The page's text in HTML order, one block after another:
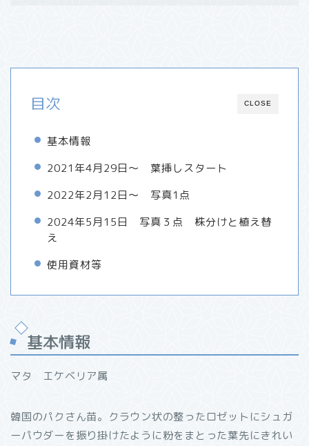
CLOSE
目次
基本情報
2021年4月29日～ 葉挿しスタート
2022年2月12日～ 写真1点
2024年5月15日 写真３点 株分けと植え替
え
使用資材等
基本情報
マタ エケベリア属
韓国のパクさん苗。クラウン状の整ったロゼットにシュガ
ーパウダーを振り掛けたように粉をまとった葉先にきれい